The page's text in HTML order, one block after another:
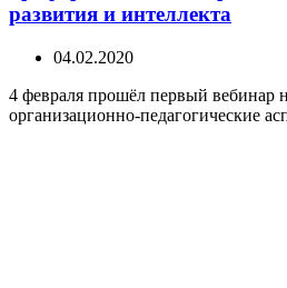
развития и интеллекта
04.02.2020
4 февраля прошёл первый вебинар
организационно-педагогические